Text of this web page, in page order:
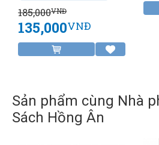
185,000VNĐ
135,000VNĐ
Sản phẩm cùng Nhà
Sách Hồng Ân